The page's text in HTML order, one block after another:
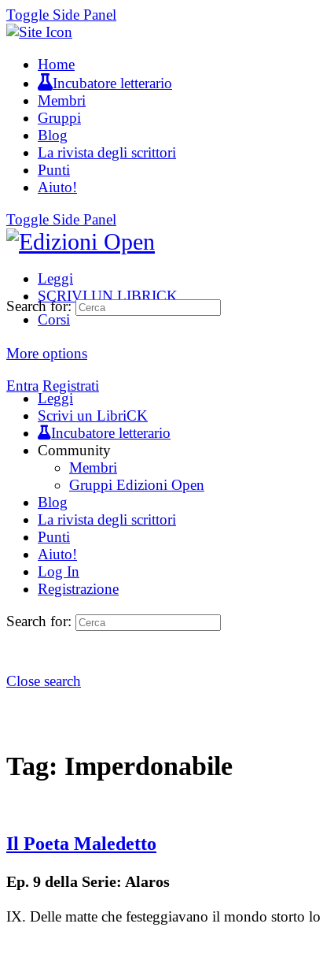
Toggle Side Panel
Home
Incubatore letterario
Membri
Gruppi
Blog
La rivista degli scrittori
Punti
Aiuto!
Toggle Side Panel
Leggi
SCRIVI UN LIBRICK
Corsi
More options
Entra Registrati
Search for:
Leggi
Scrivi un LibriCK
Incubatore letterario
Community
Membri
Gruppi Edizioni Open
Blog
La rivista degli scrittori
Punti
Aiuto!
Log In
Registrazione
Search for:
Close search
Tag: Imperdonabile
Il Poeta Maledetto
Ep. 9 della Serie: Alaros
IX. Delle matte che festeggiavano il mondo storto